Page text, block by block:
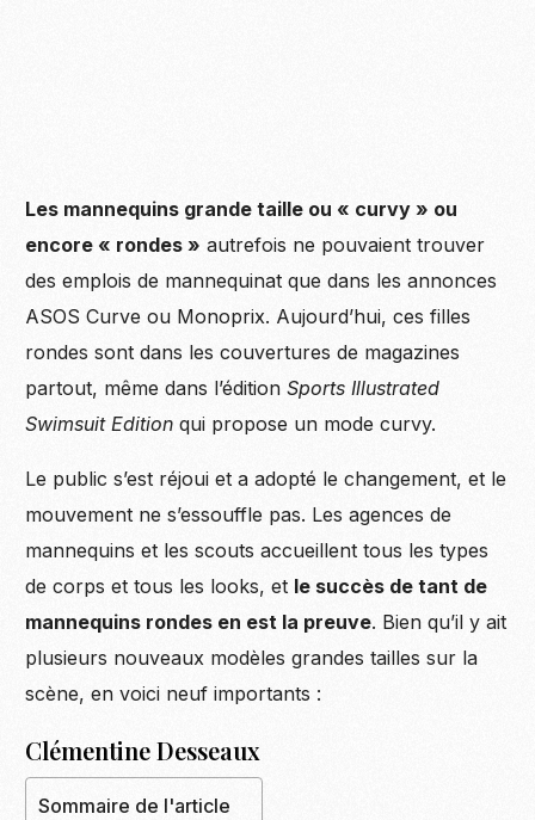
Les mannequins grande taille ou « curvy » ou
encore « rondes » autrefois ne pouvaient trouver
des emplois de mannequinat que dans les annonces
ASOS Curve ou Monoprix. Aujourd’hui, ces filles
rondes sont dans les couvertures de magazines
partout, même dans l’éditionSports Illustrated
Swimsuit Edition qui propose un mode curvy.
Le public s’est réjoui et a adopté le changement, et le
mouvement ne s’essouffle pas. Les agences de
mannequins et les scouts accueillent tous les types
de corps et tous les looks, et le succès de tant de
mannequins rondes en est la preuve. Bien qu’il y ait
plusieurs nouveaux modèles grandes tailles sur la
scène, en voici neuf importants :
Clémentine Desseaux
Sommaire de l'article